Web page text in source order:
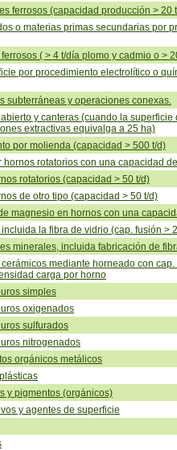
ferrosos (capacidad producción > 20
o materias primas secundarias por
( > 4 t/día plomo y cadmio o >
por procedimiento electrolítico o
subterráneas y operaciones conexas.
y canteras (cuando la
extractivas equivalga a 25 ha)
por molienda (capacidad > 500 t/d)
hornos rotatorios con una capacidad
rotatorios (capacidad > 50 t/d)
de otro tipo (capacidad > 50 t/d)
magnesio en hornos con una
la fibra de vidrio (cap. fusión >
minerales, incluida fabricación de
mediante horneado con
carga por horno
simples
oxigenados
sulfurados
nitrogenados
orgánicos metálicos
y pigmentos (orgánicos)
y agentes de superficie